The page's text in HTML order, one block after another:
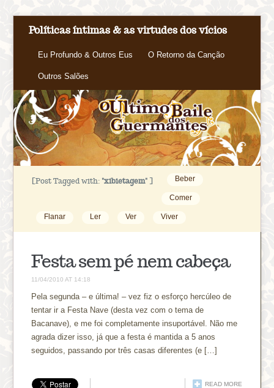
Políticas íntimas & as virtudes dos vícios
Eu Profundo & Outros Eus O Retorno da Canção
Outros Salões
[Post Tagged with: "xibietagem" ] Beber
Comer
Flanar Ler Ver Viver
Festa sem pé nem cabeça
11/04/2010 AT 14:18
Pela segunda – e última! – vez fiz o esforço hercúleo de
tentar ir a Festa Nave (desta vez com o tema de
Bacanave), e me foi completamente insuportável. Não me
agrada dizer isso, já que a festa é mantida a 5 anos
seguidos, passando por três casas diferentes (e […]
READ MORE